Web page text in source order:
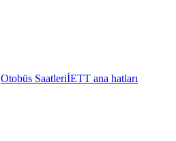
Otobüs SaatleriİETT ana hatları